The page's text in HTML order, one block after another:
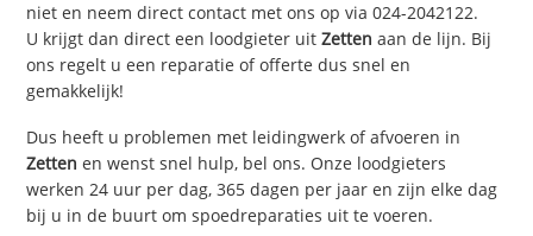
niet en neem direct contact met ons op via 024-2042122.
U krijgt dan direct een loodgieter uitZetten aan de lijn. Bij
ons regelt u een reparatie of offerte dus snel en
gemakkelijk!
Dus heeft u problemen met leidingwerk of afvoeren in
Zetten en wenst snel hulp, bel ons. Onze loodgieters
werken 24 uur per dag, 365 dagen per jaar en zijn elke dag
bij u in de buurt om spoedreparaties uit te voeren.